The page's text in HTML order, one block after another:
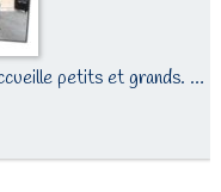
petits et grands. …